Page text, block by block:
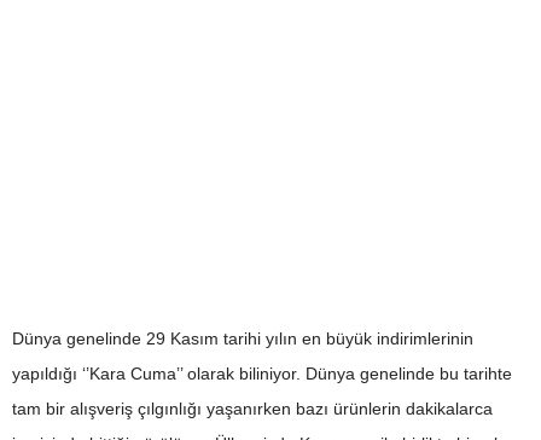
Dünya genelinde 29 Kasım tarihi yılın en büyük indirimlerinin
yapıldığı ‘’Kara Cuma’’ olarak biliniyor. Dünya genelinde bu tarihte
tam bir alışveriş çılgınlığı yaşanırken bazı ürünlerin dakikalarca